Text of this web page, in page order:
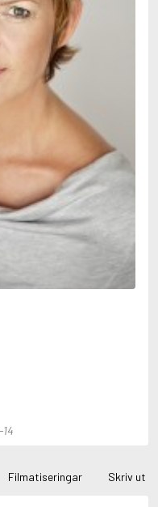
Filmatiseringar Skriv ut